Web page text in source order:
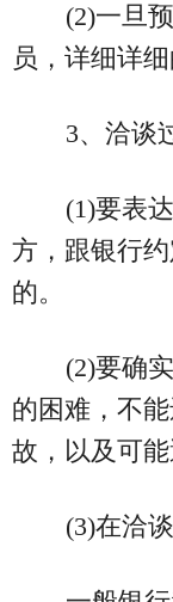
(2)一旦
员，详细详
3、洽谈
(1)要表
方，跟银行
的。
(2)要确
的困难，不
故，以及可能
(3)在洽